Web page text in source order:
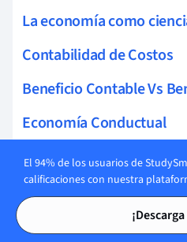
Tarjetas
Tarjetas
La economía como
Contabilidad de Costos
Beneficio Contable Vs
Economía Conductual
Información imperfecta
Racionalidad del
Permisos de
El 94% de los usuarios de
calificaciones con nuestra